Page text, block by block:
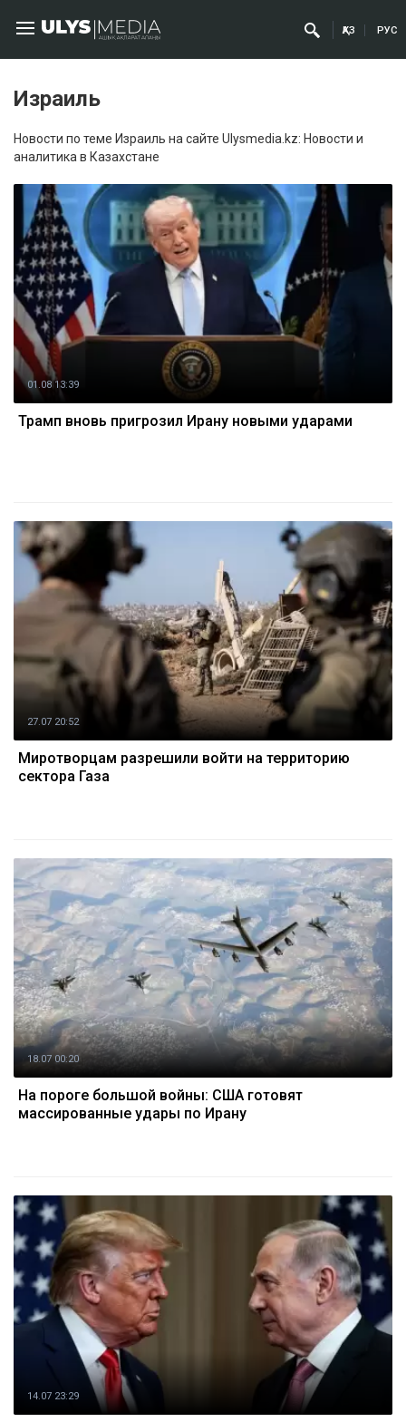
ҚАЗ РУС
Израиль
Новости по теме Израиль на сайте Ulysmedia.kz: Новости и
аналитика в Казахстане
01.08 13:39
Трамп вновь пригрозил Ирану новыми ударами
27.07 20:52
Миротворцам разрешили войти на территорию
сектора Газа
18.07 00:20
На пороге большой войны: США готовят
массированные удары по Ирану
14.07 23:29